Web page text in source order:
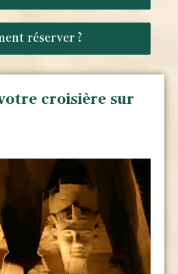
réserver ?
croisière sur